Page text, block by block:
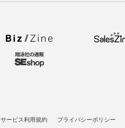
サービス利用規約 プライバシーポリシー